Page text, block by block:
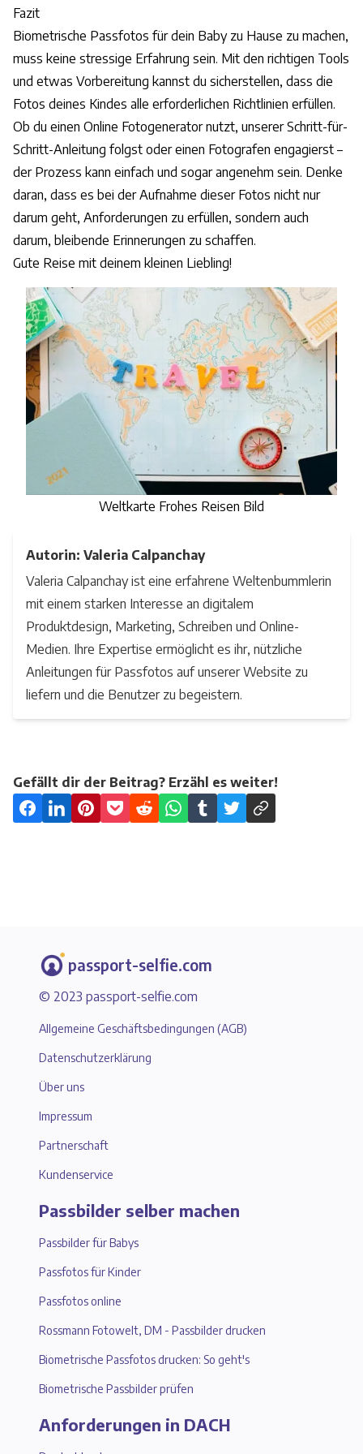
Fazit
Biometrische Passfotos für dein Baby zu Hause zu machen,
muss keine stressige Erfahrung sein. Mit den richtigen Tools
und etwas Vorbereitung kannst du sicherstellen, dass die
Fotos deines Kindes alle erforderlichen Richtlinien erfüllen.
Ob du einen Online Fotogenerator nutzt, unserer Schritt-für-
Schritt-Anleitung folgst oder einen Fotografen engagierst –
der Prozess kann einfach und sogar angenehm sein. Denke
daran, dass es bei der Aufnahme dieser Fotos nicht nur
darum geht, Anforderungen zu erfüllen, sondern auch
darum, bleibende Erinnerungen zu schaffen.
Gute Reise mit deinem kleinen Liebling!
Weltkarte Frohes Reisen Bild
Autorin: Valeria Calpanchay
Valeria Calpanchay ist eine erfahrene Weltenbummlerin
mit einem starken Interesse an digitalem
Produktdesign, Marketing, Schreiben und Online-
Medien. Ihre Expertise ermöglicht es ihr, nützliche
Anleitungen für Passfotos auf unserer Website zu
liefern und die Benutzer zu begeistern.
Gefällt dir der Beitrag? Erzähl es weiter!
passport-selfie.com
© 2023 passport-selfie.com
Allgemeine Geschäftsbedingungen (AGB)
Datenschutzerklärung
Über uns
Impressum
Partnerschaft
Kundenservice
Passbilder selber machen
Passbilder für Babys
Passfotos für Kinder
Passfotos online
Rossmann Fotowelt, DM - Passbilder drucken
Biometrische Passfotos drucken: So geht's
Biometrische Passbilder prüfen
Anforderungen in DACH